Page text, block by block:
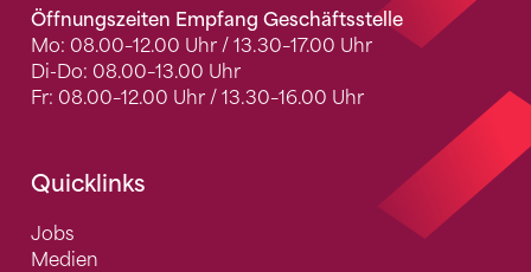
Öffnungszeiten Empfang Geschäftsstelle
Mo: 08.00–12.00 Uhr / 13.30–17.00 Uhr
Di-Do: 08.00–13.00 Uhr
Fr: 08.00–12.00 Uhr / 13.30–16.00 Uhr
Quicklinks
Jobs
Medien